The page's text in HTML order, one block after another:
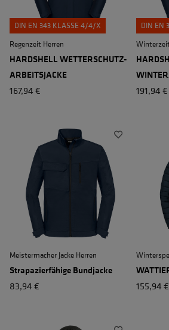
DIN EN 343 KLASSE 4/4/X
Regenzeit Herren
HARDSHELL WETTERSCHUTZ-
ARBEITSJACKE
167,94 €
DIN EN
191,94 €
Meistermacher Jacke Herren
Strapazierfähige Bundjacke
83,94 € 155,94 €